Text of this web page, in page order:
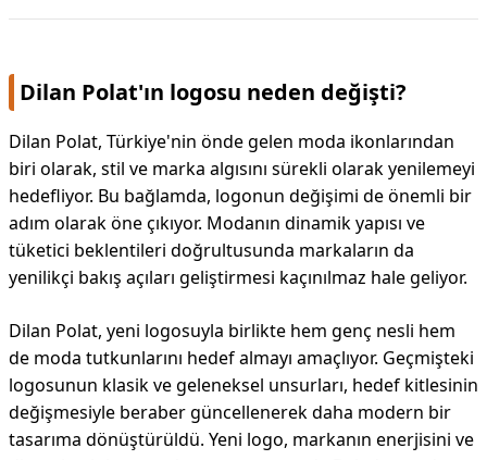
Dilan Polat'ın logosu neden değişti?
Dilan Polat, Türkiye'nin önde gelen moda ikonlarından
biri olarak, stil ve marka algısını sürekli olarak yenilemeyi
hedefliyor. Bu bağlamda, logonun değişimi de önemli bir
adım olarak öne çıkıyor. Modanın dinamik yapısı ve
tüketici beklentileri doğrultusunda markaların da
yenilikçi bakış açıları geliştirmesi kaçınılmaz hale geliyor.
Dilan Polat, yeni logosuyla birlikte hem genç nesli hem
de moda tutkunlarını hedef almayı amaçlıyor. Geçmişteki
logosunun klasik ve geleneksel unsurları, hedef kitlesinin
değişmesiyle beraber güncellenerek daha modern bir
tasarıma dönüştürüldü. Yeni logo, markanın enerjisini ve